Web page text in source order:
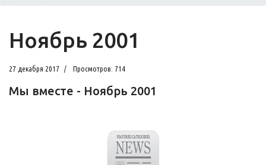
Ноябрь 2001
27 декабря 2017 Просмотров: 714
Мы вместе - Ноябрь 2001